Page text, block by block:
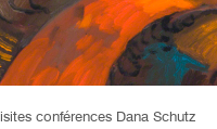
conférences Dana Schutz